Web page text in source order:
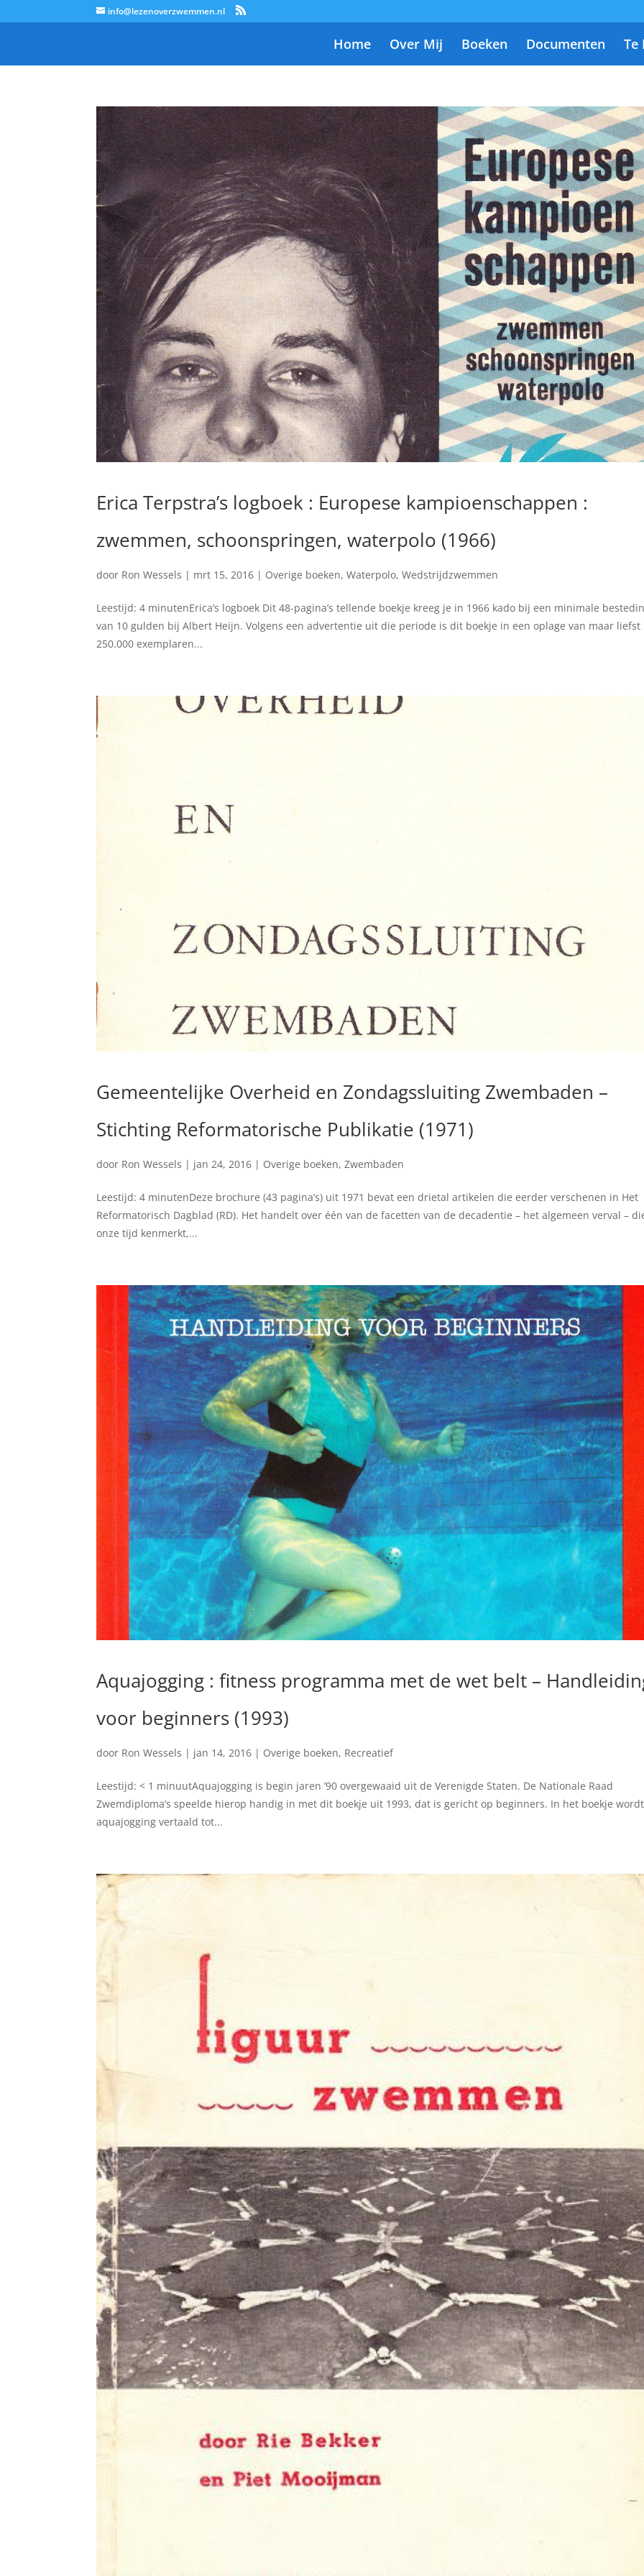
info@lezenoverzwemmen.nl
Home Over Mij Boeken Documenten Te
Erica Terpstra’s logboek : Europese kampioenschappen :
zwemmen, schoonspringen, waterpolo (1966)
door Ron Wessels | mrt 15, 2016 | Overige boeken,Waterpolo,Wedstrijdzwemmen
Leestijd: 4 minutenErica’s logboek Dit 48-pagina’s tellende boekje kreeg je in 1966 kado bij een minimale
van 10 gulden bij Albert Heijn. Volgens een advertentie uit die periode is dit boekje in een oplage van maar liefst
250.000 exemplaren...
Gemeentelijke Overheid en Zondagssluiting Zwembaden –
Stichting Reformatorische Publikatie (1971)
door Ron Wessels | jan 24, 2016 | Overige boeken,Zwembaden
Leestijd: 4 minutenDeze brochure (43 pagina’s) uit 1971 bevat een drietal artikelen die eerder verschenen in Het
Reformatorisch Dagblad (RD). Het handelt over één van de facetten van de decadentie – het algemeen verval –
onze tijd kenmerkt,...
Aquajogging : fitness programma met de wet belt –
voor beginners (1993)
door Ron Wessels | jan 14, 2016 | Overige boeken, Recreatief
Leestijd: < 1 minuutAquajogging is begin jaren ’90 overgewaaid uit de Verenigde Staten. De Nationale Raad
Zwemdiploma’s speelde hierop handig in met dit boekje uit 1993, dat is gericht op beginners. In het boekje wordt
aquajogging vertaald tot...